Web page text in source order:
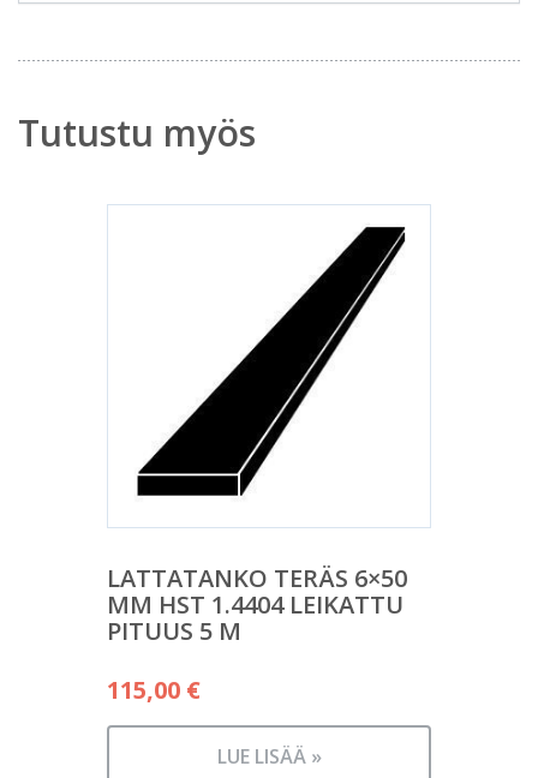
Tutustu myös
LATTATANKO TERÄS 6×50
MM HST 1.4404 LEIKATTU
PITUUS 5 M
115,00 €
LUE LISÄÄ »